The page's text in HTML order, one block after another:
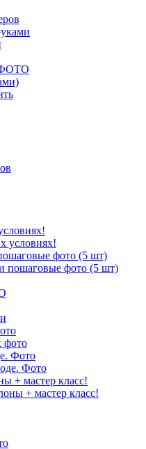
ФОТО
фото (5 шт)
Фото
+ мастер класс!